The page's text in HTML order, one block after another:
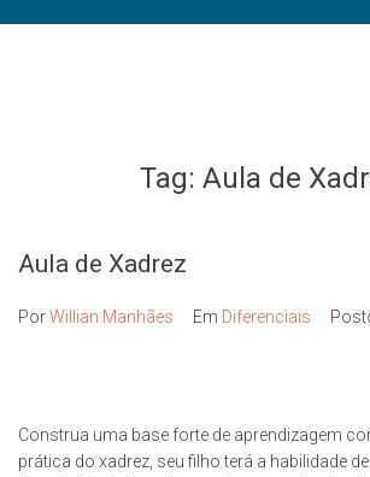
Tag: Aula de
Aula de Xadrez
PorWillian Manhães Em Diferenciais
Construa uma base forte de aprendizagem
prática do xadrez, seu filho terá a habilidade